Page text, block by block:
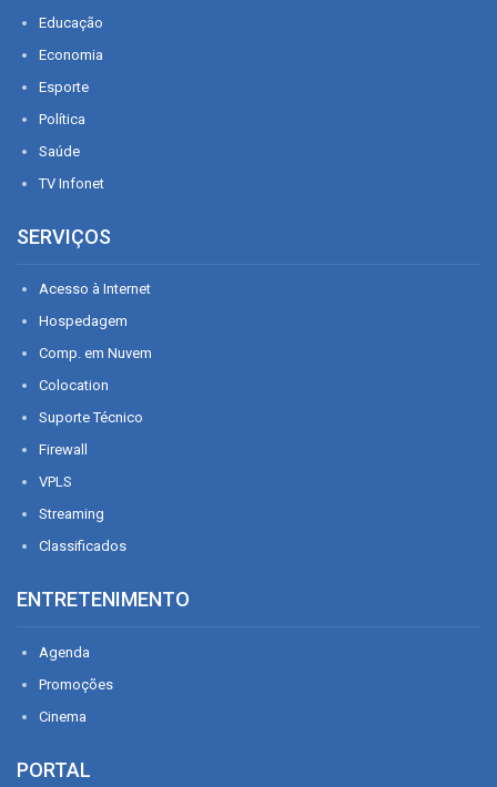
Educação
Economia
Esporte
Política
Saúde
TV Infonet
SERVIÇOS
Acesso à Internet
Hospedagem
Comp. em Nuvem
Colocation
Suporte Técnico
Firewall
VPLS
Streaming
Classificados
ENTRETENIMENTO
Agenda
Promoções
Cinema
PORTAL